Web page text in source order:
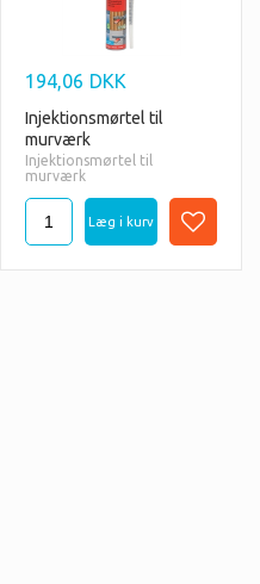
194,06 DKK
Injektionsmørtel til
murværk
Injektionsmørtel til
murværk